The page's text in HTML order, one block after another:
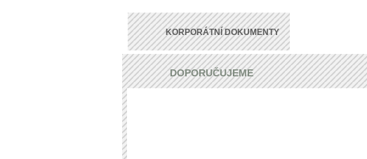
KORPORÁTNÍ DOKUMENTY
DOPORUČUJEME